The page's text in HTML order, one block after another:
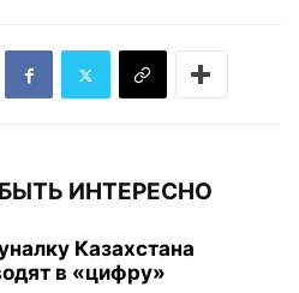
ИНТЕРЕСНО
Казахстана
в «цифру»